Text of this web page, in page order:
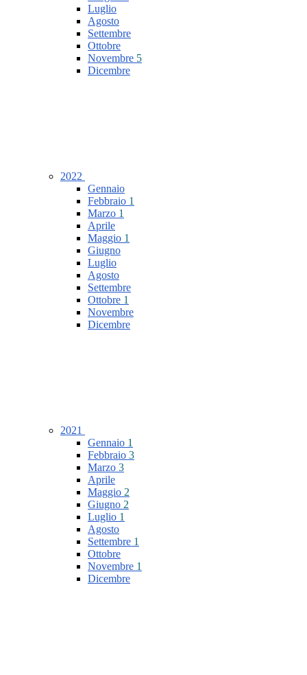
Luglio
Agosto
Settembre
Ottobre
Novembre 5
Dicembre
2022
Gennaio
Febbraio 1
Marzo 1
Aprile
Maggio 1
Giugno
Luglio
Agosto
Settembre
Ottobre 1
Novembre
Dicembre
2021
Gennaio 1
Febbraio 3
Marzo 3
Aprile
Maggio 2
Giugno 2
Luglio 1
Agosto
Settembre 1
Ottobre
Novembre 1
Dicembre